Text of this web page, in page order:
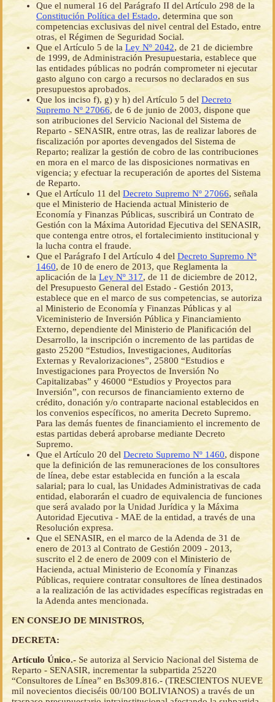
Que el numeral 16 del Parágrafo II del Artículo 298 de la
Constitución Política del Estado, determina que son
competencias exclusivas del nivel central del Estado, entre
otras, el Régimen de Seguridad Social.
Que el Artículo 5 de la Ley Nº 2042, de 21 de diciembre
de 1999, de Administración Presupuestaria, establece que
las entidades públicas no podrán comprometer ni ejecutar
gasto alguno con cargo a recursos no declarados en sus
presupuestos aprobados.
Que los inciso f), g) y h) del Artículo 5 delDecreto
Supremo Nº 27066, de 6 de junio de 2003, dispone que
son atribuciones del Servicio Nacional del Sistema de
Reparto - SENASIR, entre otras, las de realizar labores de
fiscalización por aportes devengados del Sistema de
Reparto; realizar la gestión de cobro de las contribuciones
en mora en el marco de las disposiciones normativas en
vigencia; y efectuar la recuperación de aportes del Sistema
de Reparto.
Que el Artículo 11 delDecreto Supremo Nº 27066, señala
que el Ministerio de Hacienda actual Ministerio de
Economía y Finanzas Públicas, suscribirá un Contrato de
Gestión con la Máxima Autoridad Ejecutiva del SENASIR,
que contenga entre otros, el fortalecimiento institucional y
la lucha contra el fraude.
Que el Parágrafo I del Artículo 4 del Decreto Supremo Nº
1460, de 10 de enero de 2013, que Reglamenta la
aplicación de la Ley Nº 317, de 11 de diciembre de 2012,
del Presupuesto General del Estado - Gestión 2013,
establece que en el marco de sus competencias, se autoriza
al Ministerio de Economía y Finanzas Públicas y al
Viceministerio de Inversión Pública y Financiamiento
Externo, dependiente del Ministerio de Planificación del
Desarrollo, la inscripción o incremento de las partidas de
gasto 25200 “Estudios, Investigaciones, Auditorías
Externas y Revalorizaciones”, 25800 “Estudios e
Investigaciones para Proyectos de Inversión No
Capitalizabas” y 46000 “Estudios y Proyectos para
Inversión”, con recursos de financiamiento externo de
crédito, donación y/o contraparte nacional establecidos en
los convenios específicos, no amerita Decreto Supremo.
Para las demás fuentes de financiamiento el incremento de
estas partidas deberá aprobarse mediante Decreto
Supremo.
Que el Artículo 20 del Decreto Supremo Nº 1460, dispone
que la definición de las remuneraciones de los consultores
de línea, debe estar establecida en función a la escala
salarial; para lo cual, las Unidades Administrativas de cada
entidad, elaborarán el cuadro de equivalencia de funciones
que será avalado por la Unidad Jurídica y la Máxima
Autoridad Ejecutiva - MAE de la entidad, a través de una
Resolución expresa.
Que el SENASIR, en el marco de la Adenda de 31 de
enero de 2013 al Contrato de Gestión 2009 - 2013,
suscrito el 2 de enero de 2009 con el Ministerio de
Hacienda, actual Ministerio de Economía y Finanzas
Públicas, requiere contratar consultores de línea destinados
a la realización de las actividades específicas registradas en
la Adenda antes mencionada.
EN CONSEJO DE MINISTROS,
DECRETA:
Artículo Único.-Se autoriza al Servicio Nacional del Sistema de
Reparto - SENASIR, incrementar la subpartida 25220
“Consultores de Línea” en Bs309.816.- (TRESCIENTOS NUEVE
mil novecientos dieciséis 00/100 BOLIVIANOS) a través de un